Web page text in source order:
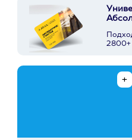
2800+